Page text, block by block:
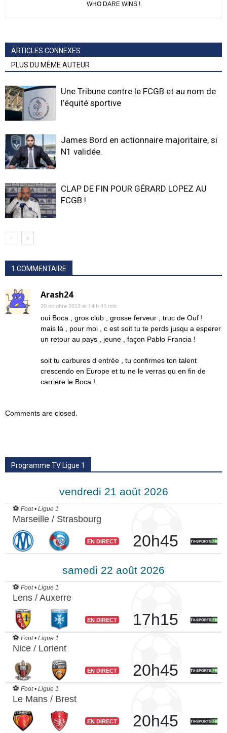
WHO DARE WINS !
ARTICLES CONNEXES
PLUS DU MÊME AUTEUR
Une Tribune contre le FCGB et au nom de
l’équité sportive
James Bord en actionnaire majoritaire, si
N1 validée.
CLAP DE FIN POUR GÉRARD LOPEZ AU
FCGB !
1 COMMENTAIRE
Arash24
20 octobre 2013 at 14 h 46 min
oui Boca , gros club , grosse ferveur , truc de Ouf !
mais là , pour moi , c est soit tu te perds jusqu a esperer
un retour au pays , jeune , façon Pablo Francia !
soit tu carbures d entrée , tu confirmes ton talent
crescendo en Europe et tu ne le verras qu en fin de
carriere le Boca !
Comments are closed.
Programme TV Ligue 1